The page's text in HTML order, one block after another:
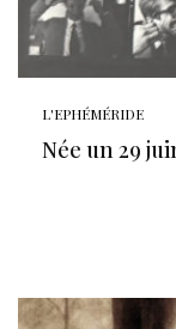
L'EPHÉMÉRIDE
Née un 29